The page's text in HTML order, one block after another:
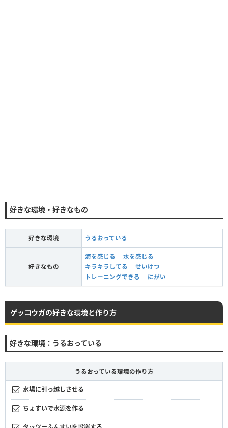
好きな環境・好きなもの
好きな環境 うるおっている
好きなもの
海を感じる
水を感じる
キラキラしてる
せいけつ
トレーニングできる
にがい
ゲッコウガの好きな環境と作り方
好きな環境：うるおっている
うるおっている環境の作り方
水場に引っ越しさせる
ちょすいで水源を作る